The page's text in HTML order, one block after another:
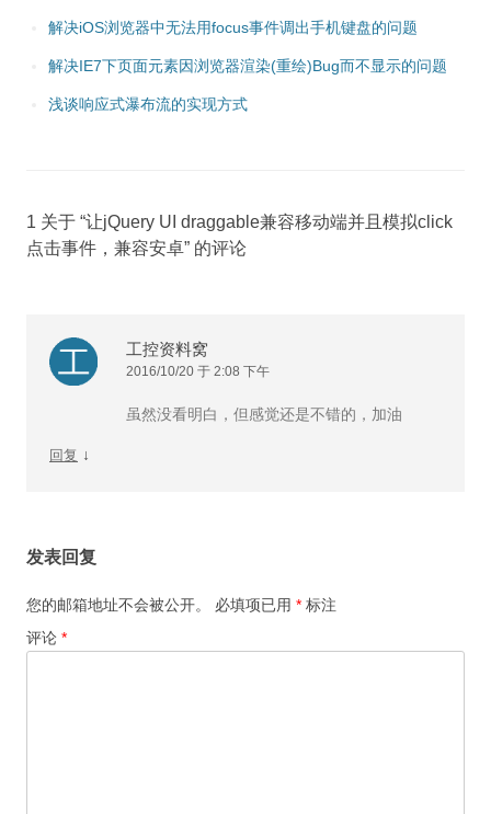
解决iOS浏览器中无法用focus事件调出手机键盘的问题
解决IE7下页面元素因浏览器渲染(重绘)Bug而不显示的问题
浅谈响应式瀑布流的实现方式
1 关于 “让jQuery UI draggable兼容移动端并且模拟click
点击事件，兼容安卓” 的评论
工控资料窝
2016/10/20 于 2:08 下午
虽然没看明白，但感觉还是不错的，加油
回复 ↓
发表回复
您的邮箱地址不会被公开。 必填项已用 * 标注
评论 *